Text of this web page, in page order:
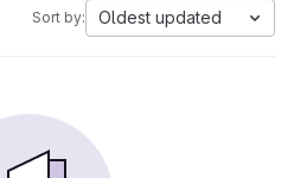
Sort by: Oldest updated